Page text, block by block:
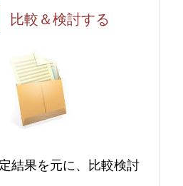
比較＆検討する
結果を元に、比較検討